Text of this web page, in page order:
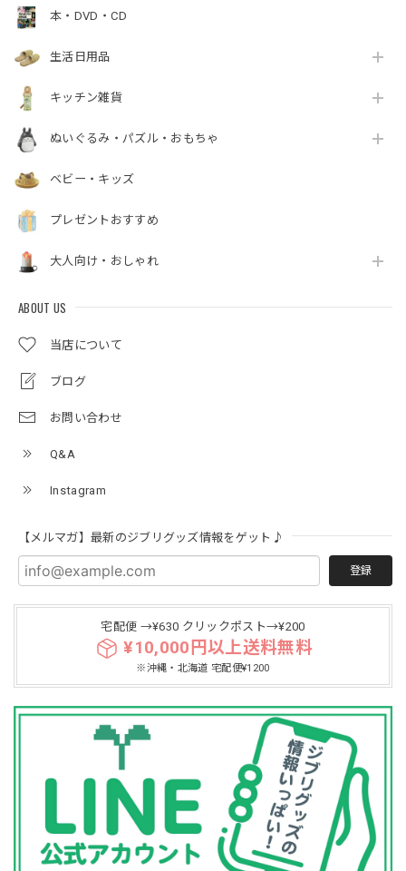
本・DVD・CD
生活日用品
キッチン雑貨
ぬいぐるみ・パズル・おもちゃ
ベビー・キッズ
プレゼントおすすめ
大人向け・おしゃれ
ABOUT US
当店について
ブログ
お問い合わせ
Q&A
Instagram
【メルマガ】最新のジブリグッズ情報をゲット♪
登録
宅配便 →¥630 クリックポスト→¥200
¥10,000円以上送料無料
※沖縄・北海道 宅配便¥1200